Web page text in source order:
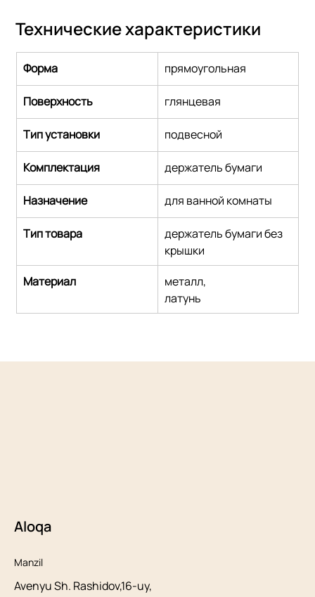
Технические характеристики
Форма прямоугольная
Поверхность глянцевая
Тип установки подвесной
Комплектация держатель бумаги
Назначение для ванной комнаты
Тип товара
держатель бумаги без
крышки
Материал
металл,
латунь
Aloqa
Manzil
Avenyu Sh. Rashidov,16-uy,